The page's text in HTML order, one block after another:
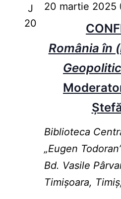
J
20
România în
20 martie 2025
Biblioteca
„Eugen
Bd. Vasile
Timișoara,